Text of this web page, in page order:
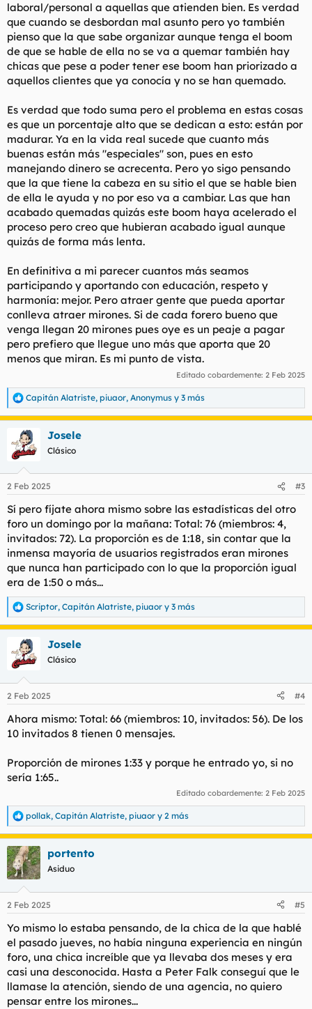
laboral/personal a aquellas que atienden bien. Es verdad
que cuando se desbordan mal asunto pero yo también
pienso que la que sabe organizar aunque tenga el boom
de que se hable de ella no se va a quemar también hay
chicas que pese a poder tener ese boom han priorizado a
aquellos clientes que ya conocía y no se han quemado.
Es verdad que todo suma pero el problema en estas cosas
es que un porcentaje alto que se dedican a esto: están por
madurar. Ya en la vida real sucede que cuanto más
buenas están más "especiales" son, pues en esto
manejando dinero se acrecenta. Pero yo sigo pensando
que la que tiene la cabeza en su sitio el que se hable bien
de ella le ayuda y no por eso va a cambiar. Las que han
acabado quemadas quizás este boom haya acelerado el
proceso pero creo que hubieran acabado igual aunque
quizás de forma más lenta.
En definitiva a mi parecer cuantos más seamos
participando y aportando con educación, respeto y
harmonía: mejor. Pero atraer gente que pueda aportar
conlleva atraer mirones. Si de cada forero bueno que
venga llegan 20 mirones pues oye es un peaje a pagar
pero prefiero que llegue uno más que aporta que 20
menos que miran. Es mi punto de vista.
Editado cobardemente: 2 Feb 2025
R
e
a
c
i
e
s
:
Capitán Alatriste, piuaor, Anonymus y 3 más
Josele
Clásico
2 Feb 2025 #3
Sí pero fíjate ahora mismo sobre las estadísticas del otro
foro un domingo por la mañana: Total: 76 (miembros: 4,
invitados: 72). La proporción es de 1:18, sin contar que la
inmensa mayoría de usuarios registrados eran mirones
que nunca han participado con lo que la proporción igual
era de 1:50 o más...
R
e
a
c
i
e
:
Scriptor, Capitán Alatriste, piuaor y 3 más
Josele
Clásico
2 Feb 2025 #4
Ahora mismo: Total: 66 (miembros: 10, invitados: 56). De los
10 invitados 8 tienen 0 mensajes.
Proporción de mirones 1:33 y porque he entrado yo, si no
sería 1:65..
Editado cobardemente: 2 Feb 2025
R
e
a
c
c
i
e
:
pollak, Capitán Alatriste, piuaor y 2 más
portento
Asiduo
2 Feb 2025 #5
Yo mismo lo estaba pensando, de la chica de la que hablé
el pasado jueves, no había ninguna experiencia en ningún
foro, una chica increíble que ya llevaba dos meses y era
casi una desconocida. Hasta a Peter Falk conseguí que le
llamase la atención, siendo de una agencia, no quiero
pensar entre los mirones...